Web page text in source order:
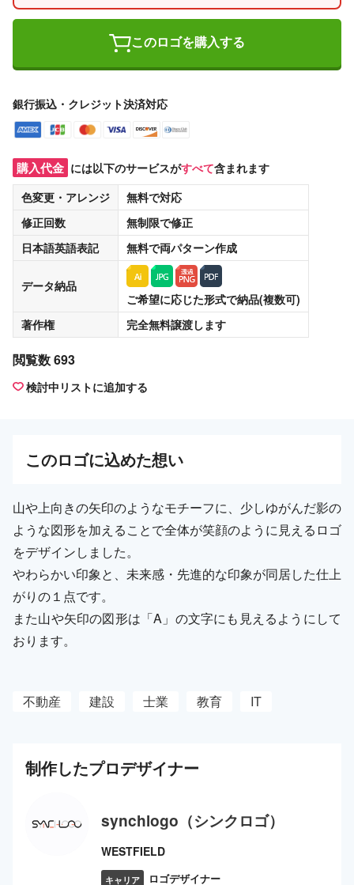
このロゴを購入する
銀行振込・クレジット決済対応
購入代金 には以下のサービスがすべて含まれます
色変更・アレンジ
無料で対応
修正回数
無制限で修正
日本語英語表記
無料で両パターン作成
データ納品
ご希望に応じた形式で納品(複数可)
著作権
完全無料譲渡します
閲覧数 693
検討中リストに追加する
このロゴに込めた想い
山や上向きの矢印のようなモチーフに、少しゆがんだ影の
ような図形を加えることで全体が笑顔のように見えるロゴ
をデザインしました。
やわらかい印象と、未来感・先進的な印象が同居した仕上
がりの１点です。
また山や矢印の図形は「A」の文字にも見えるようにして
おります。
不動産 建設 士業 教育 IT
制作したプロデザイナー
synchlogo（シンクロゴ）
WESTFIELD
キャリア ロゴデザイナー